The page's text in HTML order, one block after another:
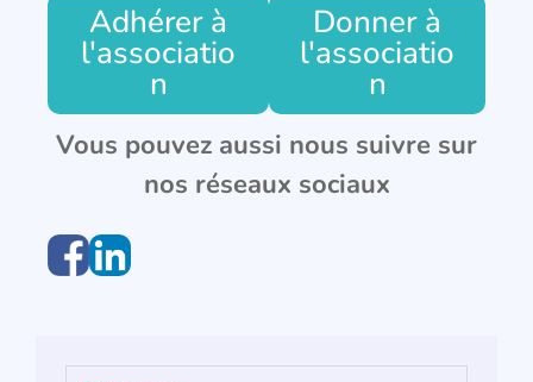
Adhérer à
l'associatio
n
Donner à
l'associatio
n
Vous pouvez aussi nous suivre sur
nos réseaux sociaux